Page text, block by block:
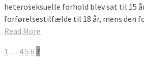
heteroseksuelle forhold blev sat til 15
forførelsestilfælde til 18 år, mens den
Read More
1 … 45 6 7